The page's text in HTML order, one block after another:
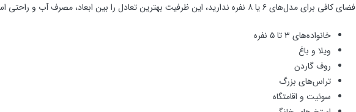
فضای کافی برای مدل‌های ۶ یا ۸ نفره ندارید، این ظرفیت بهترین تعادل را بین ابعاد، مصرف آب و راحتی استفاده ایجاد می‌کند.
خانواده‌های ۳ تا ۵ نفره
ویلا و باغ
روف گاردن
تراس‌های بزرگ
سوئیت و اقامتگاه